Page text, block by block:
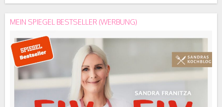
MEIN SPIEGEL BESTSELLER (WERBUNG)